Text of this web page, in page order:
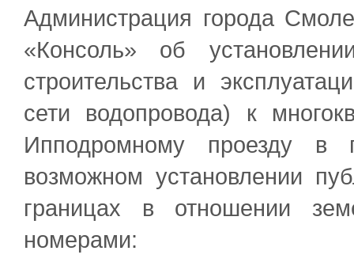
Администрация города
«Консоль» об
строительства и
сети водопровода) к
Ипподромному проезду в
возможном установлении
границах в отношении
номерами: